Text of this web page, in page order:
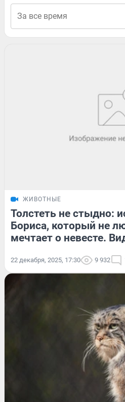
ЖИВОТНЫЕ
Толстеть не стыдно:
Бориса, который не
мечтает о невесте.
22 декабря, 2025, 17:30 9 932